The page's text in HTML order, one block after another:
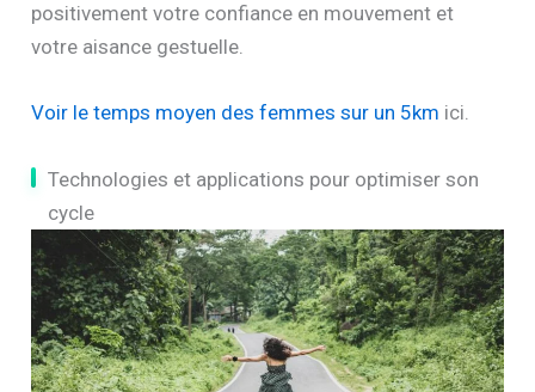
positivement votre confiance en mouvement et
votre aisance gestuelle.
Voir le temps moyen des femmes sur un 5km ici.
Technologies et applications pour optimiser son
cycle